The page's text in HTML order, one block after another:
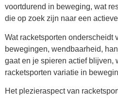
voortdurend in beweging, wat
die op zoek zijn naar een
Wat racketsporten onderscheidt
bewegingen, wendbaarheid,
gaat en je spieren actief blijven,
racketsporten variatie in
Het plezieraspect van